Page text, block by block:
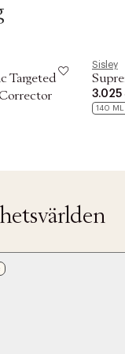
Targeted
Sisley
3.025
140 ML